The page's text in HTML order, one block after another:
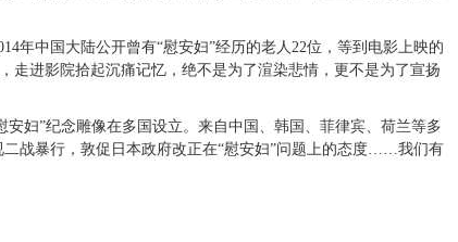
年中国大陆公开曾有“慰安妇”经历的老人22位，等到电影上映的
走进影院拾起沉痛记忆，绝不是为了渲染悲情，更不是为了宣扬
妇”纪念雕像在多国设立。来自中国、韩国、菲律宾、荷兰等多
战暴行，敦促日本政府改正在“慰安妇”问题上的态度……我们有